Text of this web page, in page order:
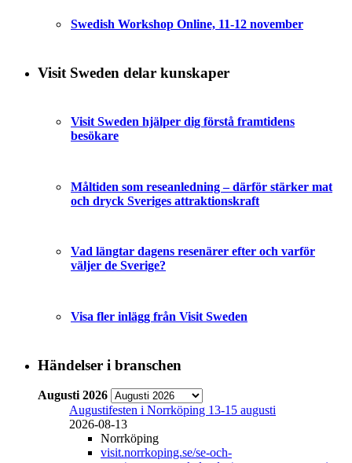
Swedish Workshop Online, 11-12 november
Visit Sweden delar kunskaper
Visit Sweden hjälper dig förstå framtidens
besökare
Måltiden som reseanledning – därför stärker mat
och dryck Sveriges attraktionskraft
Vad längtar dagens resenärer efter och varför
väljer de Sverige?
Visa fler inlägg från Visit Sweden
Händelser i branschen
Augusti 2026
Augustifesten i Norrköping 13-15 augusti
2026-08-13
Norrköping
visit.norrkoping.se/se-och-